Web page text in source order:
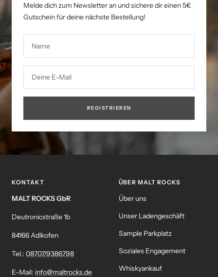
Melde dich zum Newsletter an und sichere dir einen 5€
Gutschein für deine nächste Bestellung!
Name
Deine E-Mail
REGISTRIEREN
KONTAKT
MALT ROCKS GbR
Deutronicstraße 1b
84166 Adlkofen
Tel.: 08707/9386798
E-Mail: info@maltrocks.de
ÜBER MALT ROCKS
Über uns
Unser Ladengeschäft
Sample Parkplatz
Soziales Engagement
Whiskyankauf